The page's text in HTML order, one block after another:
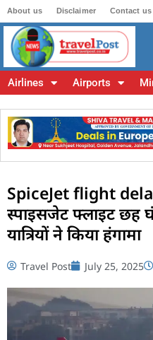
About us Disclaimer Contact us
Airlines Airports
SpiceJet flight
स्पाइसजेट फ्लाइट छह
यात्रियों ने किया हंगामा
Travel Post July 25, 2025